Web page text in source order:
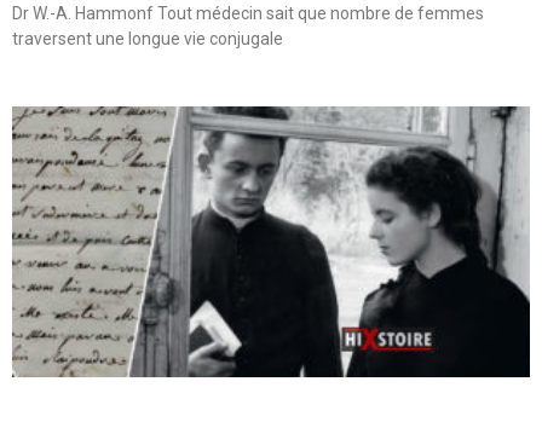
Dr W.-A. Hammonf Tout médecin sait que nombre de femmes
traversent une longue vie conjugale